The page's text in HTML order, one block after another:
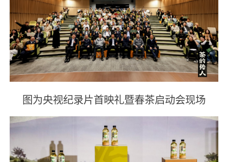
图为央视纪录片首映礼暨春茶启动会现场